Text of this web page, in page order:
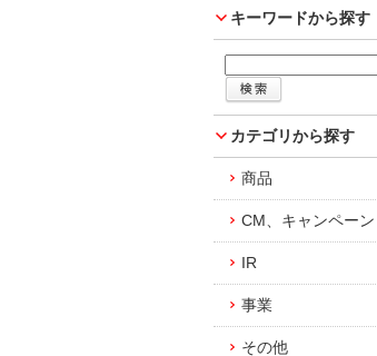
キーワードから探す
カテゴリから探す
商品
CM、キャンペーン
IR
事業
その他